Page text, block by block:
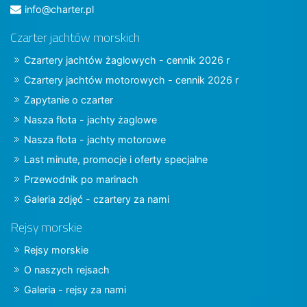
info@charter.pl
Czarter jachtów morskich
Czartery jachtów żaglowych - cennik 2026 r
Czartery jachtów motorowych - cennik 2026 r
Zapytanie o czarter
Nasza flota - jachty żaglowe
Nasza flota - jachty motorowe
Last minute, promocje i oferty specjalne
Przewodnik po marinach
Galeria zdjęć - czartery za nami
Rejsy morskie
Rejsy morskie
O naszych rejsach
Galeria - rejsy za nami